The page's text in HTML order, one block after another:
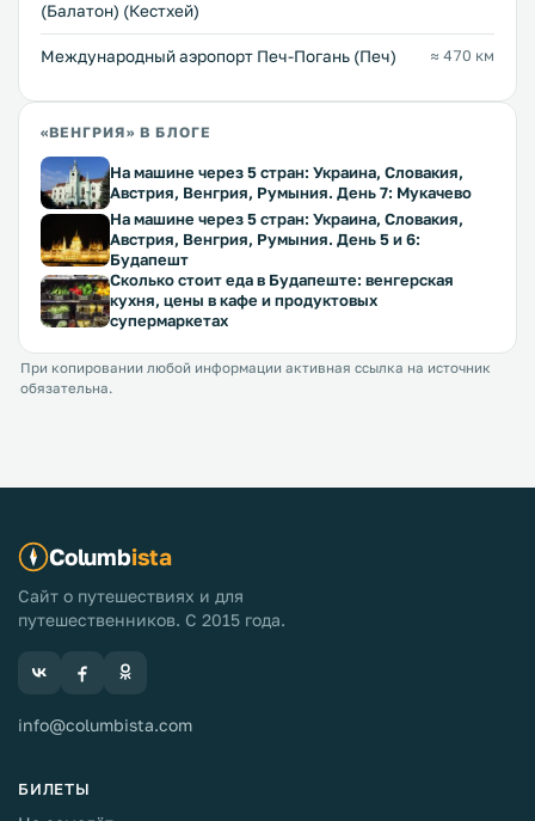
(Балатон) (Кестхей)
Международный аэропорт Печ-Погань (Печ) ≈ 470 км
«ВЕНГРИЯ» В БЛОГЕ
На машине через 5 стран: Украина, Словакия,
Австрия, Венгрия, Румыния. День 7: Мукачево
На машине через 5 стран: Украина, Словакия,
Австрия, Венгрия, Румыния. День 5 и 6:
Будапешт
Сколько стоит еда в Будапеште: венгерская
кухня, цены в кафе и продуктовых
супермаркетах
При копировании любой информации активная ссылка на источник
обязательна.
Columbista
Сайт о путешествиях и для
путешественников. С 2015 года.
info@columbista.com
БИЛЕТЫ